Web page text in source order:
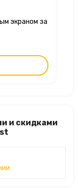
экраном за
и скидками